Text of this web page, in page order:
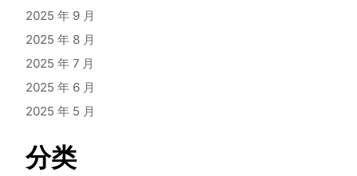
2025 年 9 月
2025 年 8 月
2025 年 7 月
2025 年 6 月
2025 年 5 月
分类